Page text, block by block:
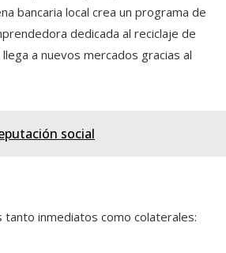
bancaria local crea un programa de
dedicada al reciclaje de
a nuevos mercados gracias al
social
tanto inmediatos como colaterales: